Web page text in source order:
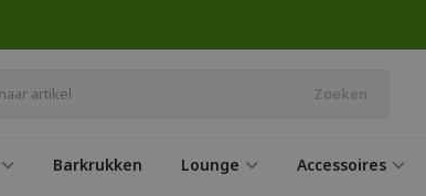
Zoeken
Barkrukken Lounge Accessoires